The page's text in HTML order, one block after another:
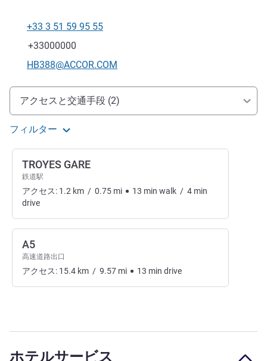
電話番号
+33 3 51 59 95 55
ファックス
+33000000
Eメール
HB388@ACCOR.COM
アクセスと交通機関
アクセスと交通手段 (2)
フィルター
TROYES GARE
鉄道駅
アクセス: 1.2 km / 0.75 mi 13 min walk / 4 min
drive
A5
高速道路出口
アクセス: 15.4 km / 9.57 mi 13 min drive
ホテルサービス